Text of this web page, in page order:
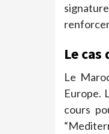
Le
Le
Europe.
cours